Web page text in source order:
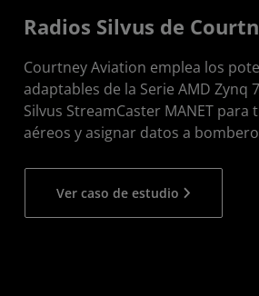
Radios Silvus de
Courtney Aviation emplea los
adaptables de la Serie AMD Zynq
Silvus StreamCaster MANET
aéreos y asignar datos a
Ver caso de estudio